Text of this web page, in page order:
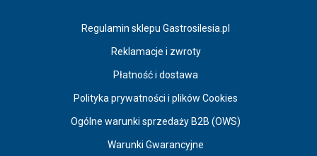
Regulamin sklepu Gastrosilesia.pl
Reklamacje i zwroty
Płatność i dostawa
Polityka prywatności i plików Cookies
Ogólne warunki sprzedaży B2B (OWS)
Warunki Gwarancyjne